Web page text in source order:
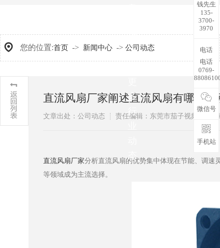
您
了
多
行
态
您的位置:首页 -> 新闻中心 -> 公司动态
直流风扇厂家阐述直流风扇有哪些特别
文章出处：公司动态 责任编辑：东莞市茄子视频在
直流风扇厂家分析直流风扇的优势集中体现在节能、调速灵活
等领域成为主流选择。
钱先生
135-
3700-
3970
电话
电话
0769-
微信号
手机站